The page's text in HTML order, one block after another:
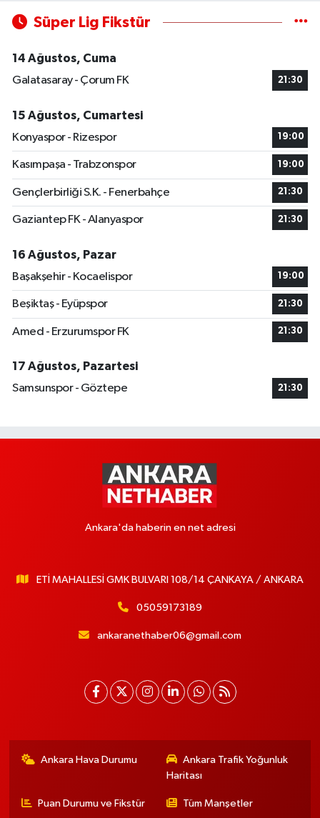
Süper Lig Fikstür
14 Ağustos, Cuma
Galatasaray - Çorum FK
21:30
15 Ağustos, Cumartesi
Konyaspor - Rizespor
19:00
Kasımpaşa - Trabzonspor 19:00
Gençlerbirliği S.K. - Fenerbahçe 21:30
Gaziantep FK - Alanyaspor 21:30
16 Ağustos, Pazar
Başakşehir - Kocaelispor
19:00
Beşiktaş - Eyüpspor 21:30
Amed - Erzurumspor FK 21:30
17 Ağustos, Pazartesi
Samsunspor - Göztepe
21:30
Ankara'da haberin en net adresi
ETİ MAHALLESİ GMK BULVARI 108/14 ÇANKAYA / ANKARA
05059173189
ankaranethaber06@gmail.com
Ankara Hava Durumu
Ankara Trafik Yoğunluk
Haritası
Puan Durumu ve Fikstür Tüm Manşetler